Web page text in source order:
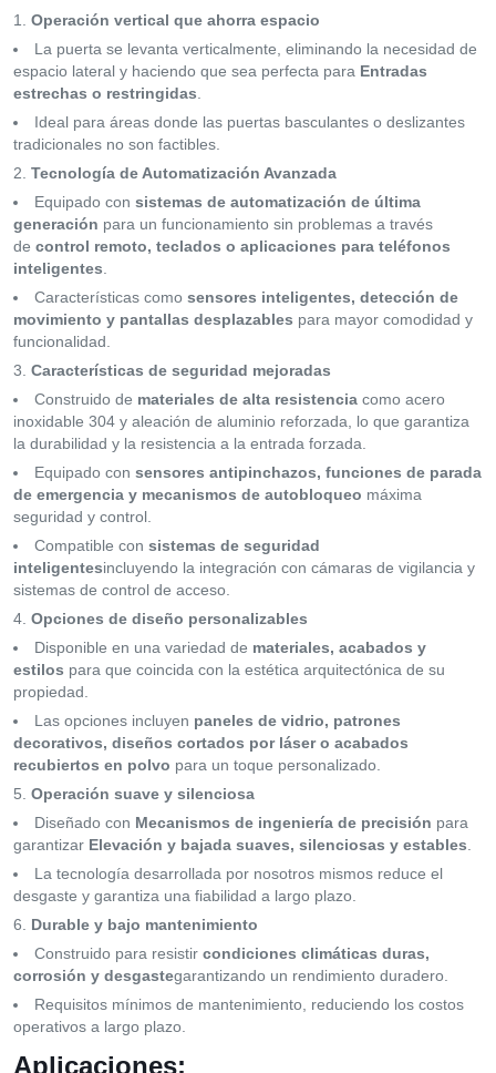
Operación vertical que ahorra espacio
La puerta se levanta verticalmente, eliminando la necesidad de
espacio lateral y haciendo que sea perfecta para Entradas
estrechas o restringidas
Ideal para áreas donde las puertas basculantes o deslizantes
tradicionales no son factibles.
Tecnología de Automatización Avanzada
Equipado con sistemas de automatización de última
generación para un funcionamiento sin problemas a través
de control remoto, teclados o aplicaciones para teléfonos
inteligentes
Características como sensores inteligentes, detección de
movimiento y pantallas desplazables para mayor comodidad y
funcionalidad.
Características de seguridad mejoradas
Construido de materiales de alta resistencia como acero
inoxidable 304 y aleación de aluminio reforzada, lo que garantiza
la durabilidad y la resistencia a la entrada forzada.
Equipado con sensores antipinchazos, funciones de parada
de emergencia y mecanismos de autobloqueo máxima
seguridad y control.
Compatible con sistemas de seguridad
inteligentesincluyendo la integración con cámaras de vigilancia y
sistemas de control de acceso.
Opciones de diseño personalizables
Disponible en una variedad de materiales, acabados y
estilos para que coincida con la estética arquitectónica de su
propiedad.
Las opciones incluyen paneles de vidrio, patrones
decorativos, diseños cortados por láser o acabados
recubiertos en polvo para un toque personalizado.
Operación suave y silenciosa
Diseñado con Mecanismos de ingeniería de precisión para
garantizar Elevación y bajada suaves, silenciosas y estables
La tecnología desarrollada por nosotros mismos reduce el
desgaste y garantiza una fiabilidad a largo plazo.
Durable y bajo mantenimiento
Construido para resistir condiciones climáticas duras,
corrosión y desgastegarantizando un rendimiento duradero.
Requisitos mínimos de mantenimiento, reduciendo los costos
operativos a largo plazo.
Aplicaciones: